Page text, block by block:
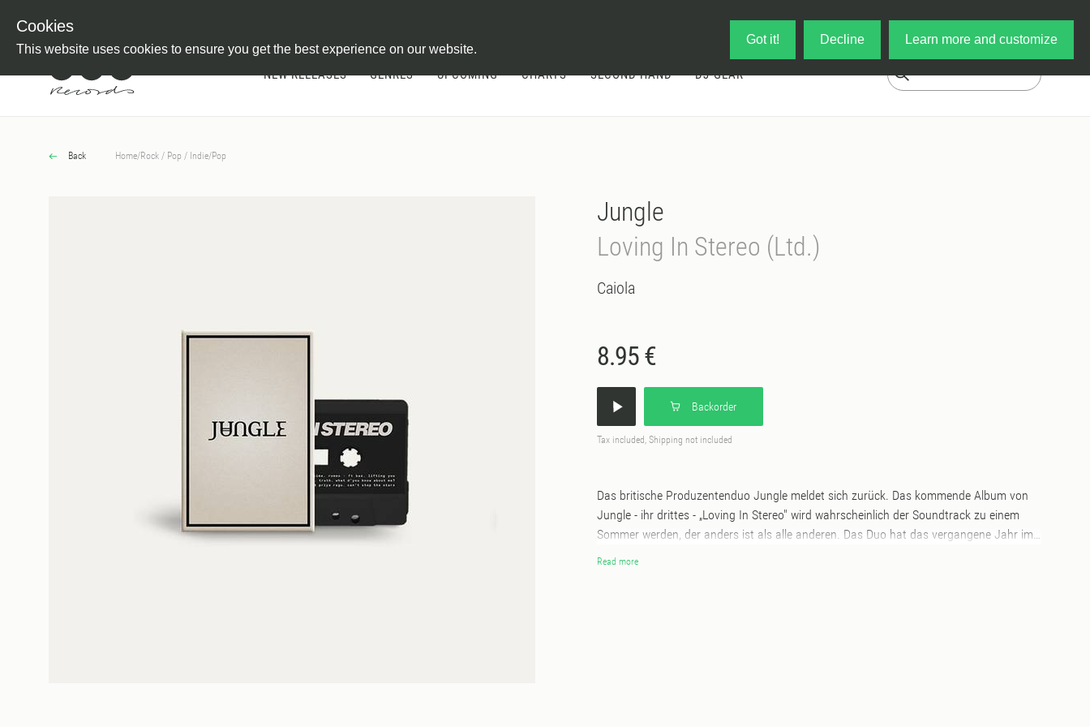
Cookies
This website uses cookies to ensure you get the best experience on our website.
Got it! Decline Learn more and customize
NEW RELEASES GENRES UPCOMING CHARTS SECOND HAND DJ-GEAR
Back Home/Rock / Pop / Indie/Pop
Jungle
Loving In Stereo (Ltd.)
Caiola
8.95 €
Backorder
Tax included, Shipping not included
Das britische Produzentenduo Jungle meldet sich zurück. Das kommende Album von
Jungle - ihr drittes - „Loving In Stereo" wird wahrscheinlich der Soundtrack zu einem
Sommer werden, der anders ist als alle anderen. Das Duo hat das vergangene Jahr im
Studio verbracht und ist mit einer unbändigen Dancefloor-Platte für die post „social
Read more